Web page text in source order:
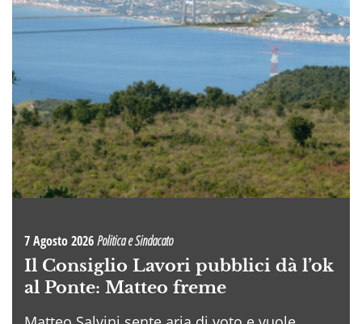
7 Agosto 2026Politica e Sindacato
Il Consiglio Lavori pubblici dà l’ok
al Ponte: Matteo freme